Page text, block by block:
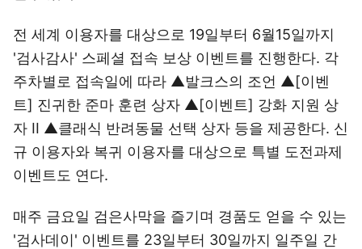
전 세계 이용자를 대상으로 19일부터 6월15일까지
'검사감사' 스페셜 접속 보상 이벤트를 진행한다. 각
주차별로 접속일에 따라 ▲발크스의 조언 ▲[이벤
트] 진귀한 준마 훈련 상자 ▲[이벤트] 강화 지원 상
자 II ▲클래식 반려동물 선택 상자 등을 제공한다. 신
규 이용자와 복귀 이용자를 대상으로 특별 도전과제
이벤트도 연다.
매주 금요일 검은사막을 즐기며 경품도 얻을 수 있는
'검사데이' 이벤트를 23일부터 30일까지 일주일 간